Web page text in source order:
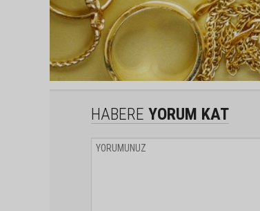
HABERE YORUM KAT